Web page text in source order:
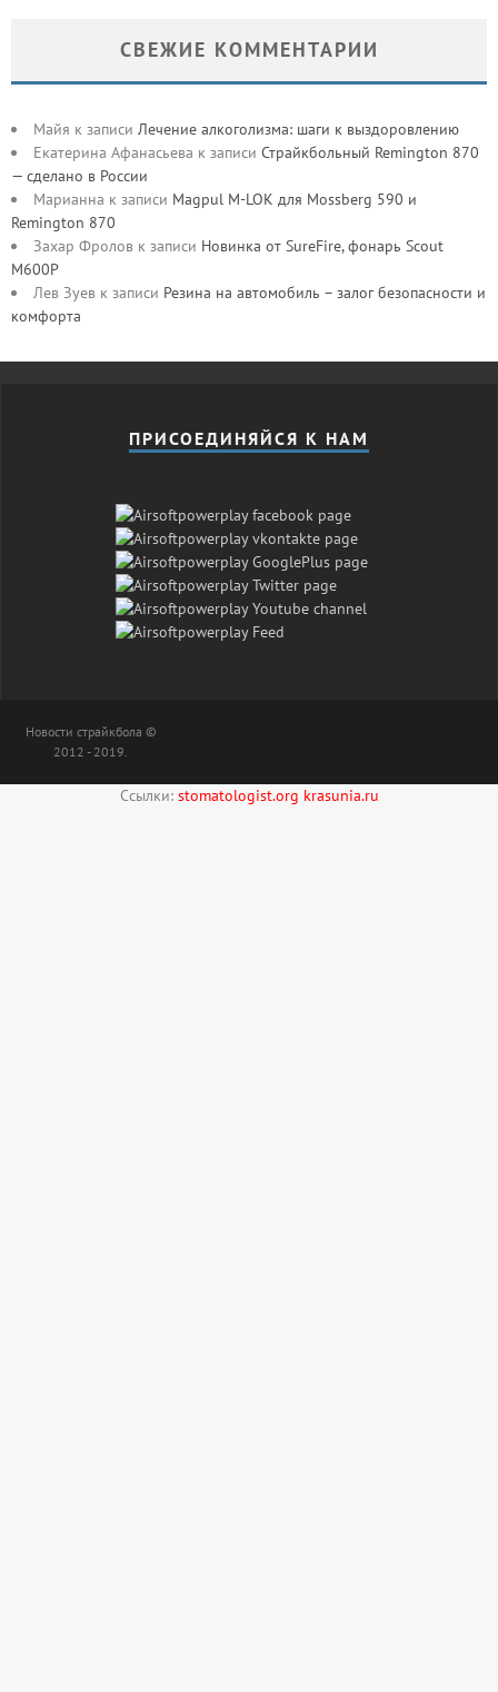
СВЕЖИЕ КОММЕНТАРИИ
Майя к записи Лечение алкоголизма: шаги к выздоровлению
Екатерина Афанасьева к записи Страйкбольный Remington 870
— сделано в России
Марианна к записи Magpul M-LOK для Mossberg 590 и
Remington 870
Захар Фролов к записи Новинка от SureFire, фонарь Scout
M600P
Лев Зуев к записи Резина на автомобиль – залог безопасности и
комфорта
ПРИСОЕДИНЯЙСЯ К НАМ
Новости страйкбола ©
2012 - 2019.
Ссылки: stomatologist.org krasunia.ru